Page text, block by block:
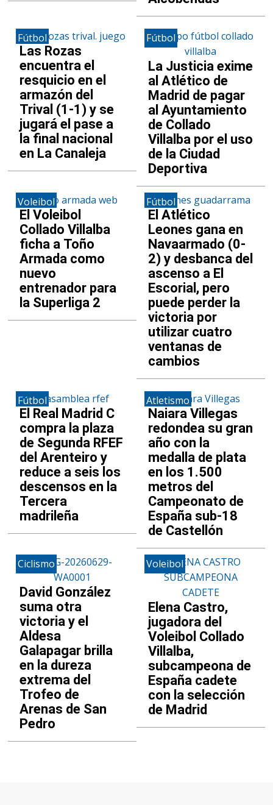
Fútbol
Las Rozas
encuentra el
resquicio en el
armazón del
Trival (1-1) y se
jugará el pase a
la final nacional
en La Canaleja
Fútbol
La Justicia exime
al Atlético de
Madrid de pagar
al Ayuntamiento
de Collado
Villalba por el uso
de la Ciudad
Deportiva
Voleibol
El Voleibol
Collado Villalba
ficha a Toño
Armada como
nuevo
entrenador para
la Superliga 2
Fútbol
El Atlético
Leones gana en
Navaarmado (0-
2) y desbanca del
ascenso a El
Escorial, pero
puede perder la
victoria por
utilizar cuatro
ventanas de
cambios
Fútbol
El Real Madrid C
compra la plaza
de Segunda RFEF
del Arenteiro y
reduce a seis los
descensos en la
Tercera
madrileña
Atletismo
Naiara Villegas
redondea su gran
año con la
medalla de plata
en los 1.500
metros del
Campeonato de
España sub-18
de Castellón
Ciclismo
David González
suma otra
victoria y el
Aldesa
Galapagar brilla
en la dureza
extrema del
Trofeo de
Arenas de San
Pedro
Voleibol
Elena Castro,
jugadora del
Voleibol Collado
Villalba,
subcampeona de
España cadete
con la selección
de Madrid